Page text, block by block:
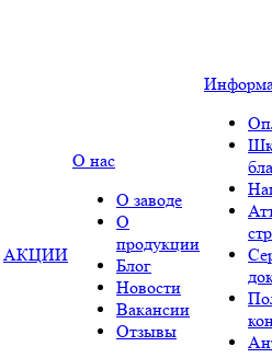
АКЦИИ
О нас
О заводе
О
продукции
Блог
Новости
Вакансии
Отзывы